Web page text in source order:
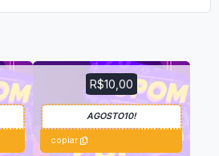
R$10,00
copiar